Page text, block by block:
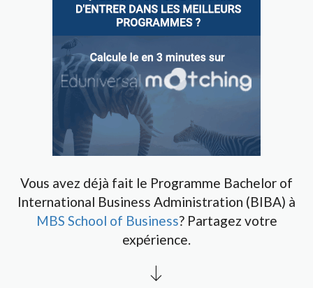
Vous avez déjà fait le Programme Bachelor of
International Business Administration (BIBA) à
MBS School of Business? Partagez votre
expérience.